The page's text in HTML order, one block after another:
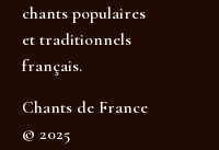
chants populaires
et traditionnels
français.
Chants de France
© 2025